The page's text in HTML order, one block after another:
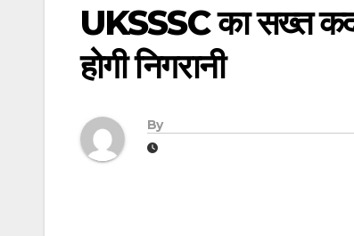
UKSSSC का सख्त
होगी निगरानी
By